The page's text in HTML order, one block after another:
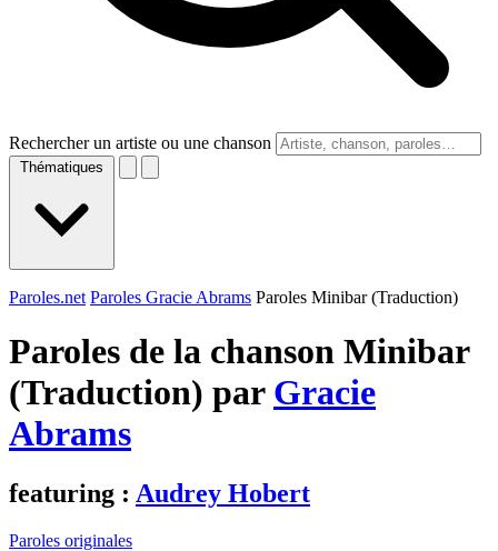
Rechercher un artiste ou une chanson
Thématiques
Paroles.net Paroles Gracie Abrams Paroles Minibar (Traduction)
Paroles de la chanson Minibar
(Traduction) par Gracie
Abrams
featuring : Audrey Hobert
Paroles originales